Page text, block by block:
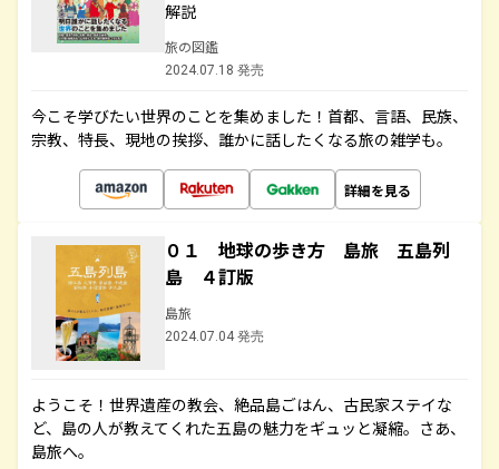
解説
旅の図鑑
2024.07.18 発売
今こそ学びたい世界のことを集めました！首都、言語、民族、
宗教、特長、現地の挨拶、誰かに話したくなる旅の雑学も。
詳細を見る
０１ 地球の歩き方 島旅 五島列
島 ４訂版
島旅
2024.07.04 発売
ようこそ！世界遺産の教会、絶品島ごはん、古民家ステイな
ど、島の人が教えてくれた五島の魅力をギュッと凝縮。さあ、
島旅へ。